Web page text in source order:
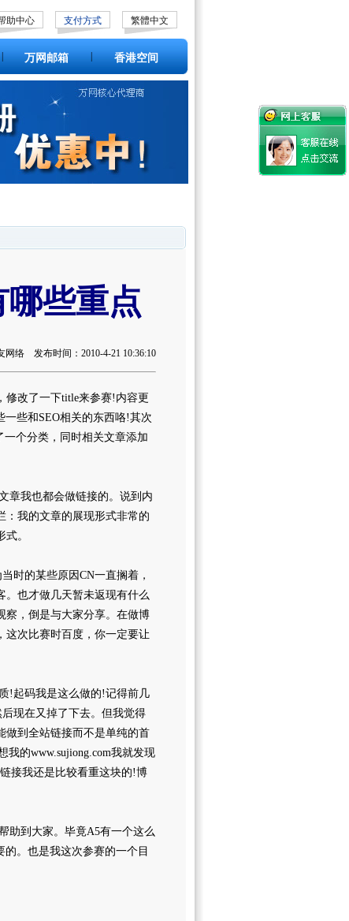
助中心 支付方式 繁體中文
万网邮箱 香港空间
些重点
网络 发布时间：2010-4-21 10:36:10
改了一下title来参赛!内容更
些和SEO相关的东西咯!其次
一个分类，同时相关文章添加
我也都会做链接的。说到内
：我的文章的展现形式非常的
。
的某些原因CN一直搁着，
。也才做几天暂未返现有什么
察，倒是与大家分享。在做博
这次比赛时百度，你一定要让
起码我是这么做的!记得前几
后现在又掉了下去。但我觉得
做到全站链接而不是单纯的首
我的www.sujiong.com我就发现
接我还是比较看重这块的!博
到大家。毕竟A5有一个这么
。也是我这次参赛的一个目